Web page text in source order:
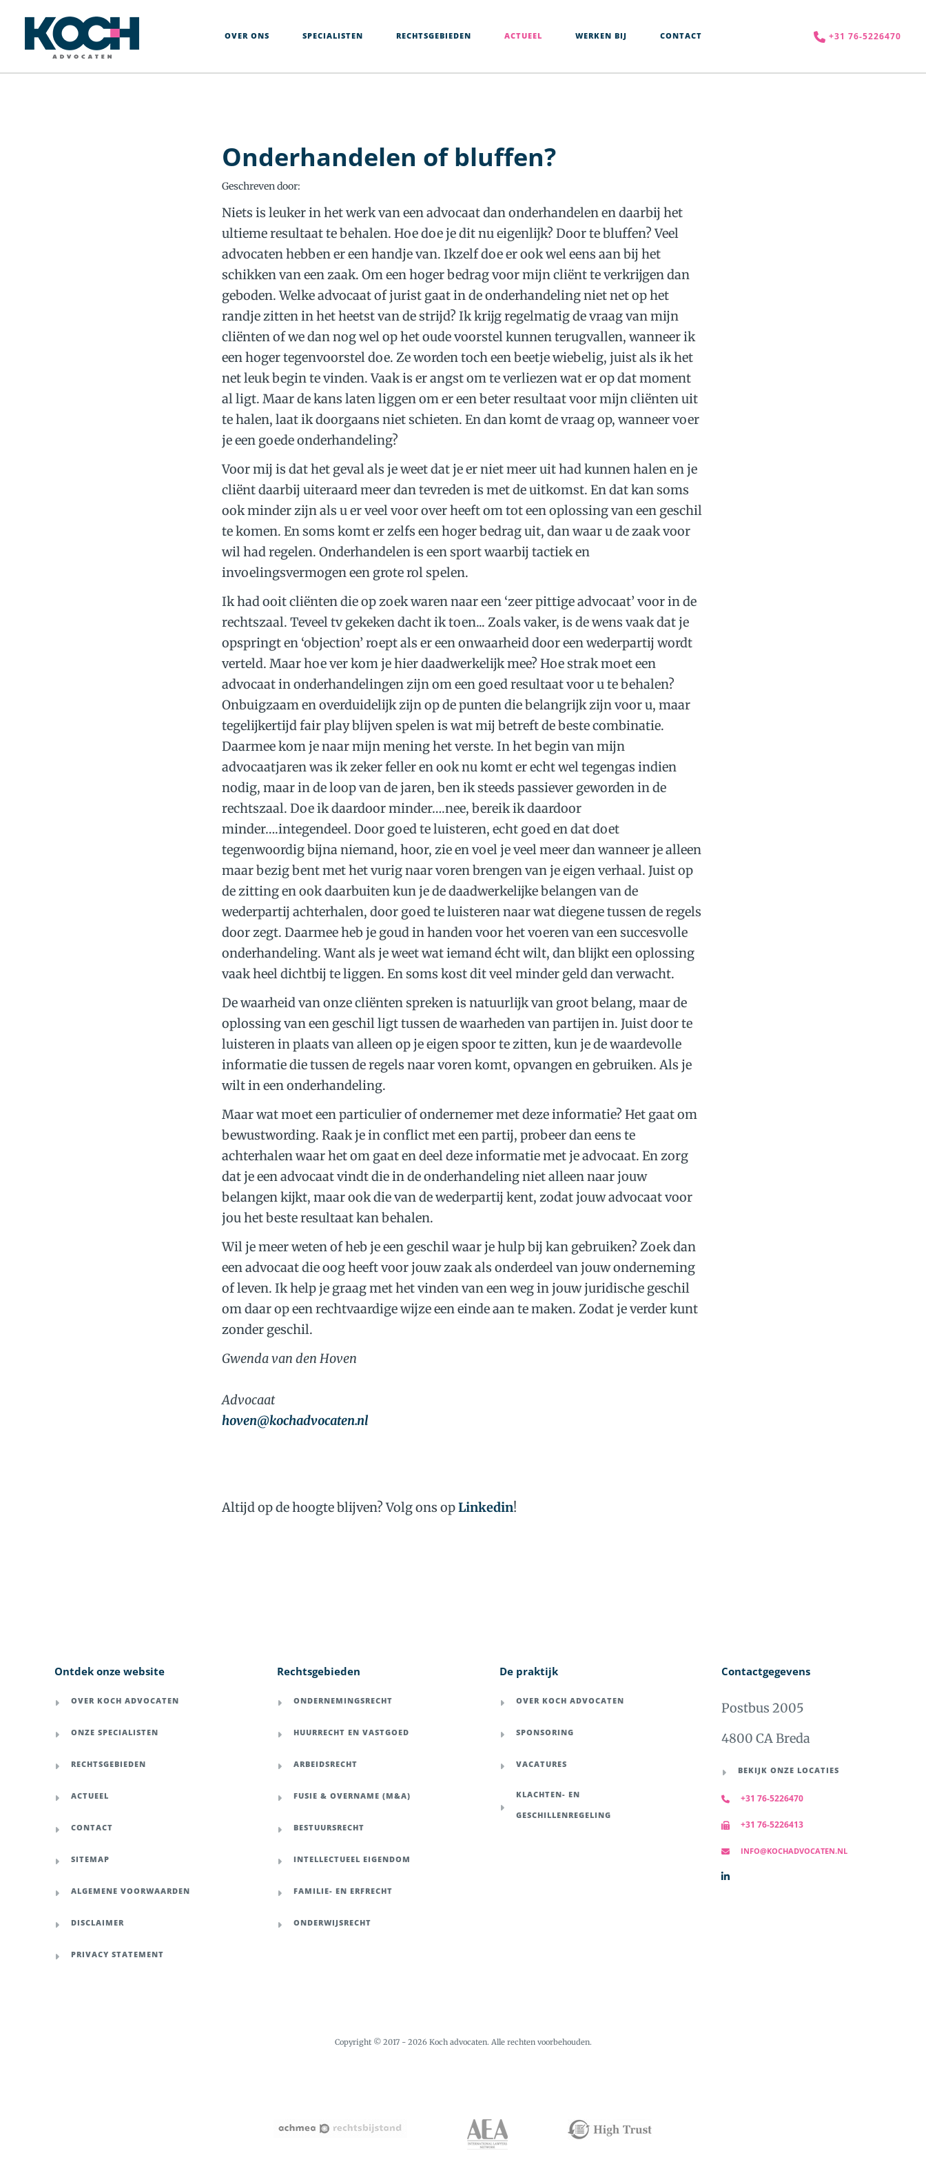
Specialisten
Rechtsgebieden
OVER ONS SPECIALISTEN RECHTSGEBIEDEN ACTUEEL WERKEN BIJ CONTACT +31 76-5226470
Onderhandelen of bluffen?
Geschreven door:
Niets is leuker in het werk van een advocaat dan onderhandelen en daarbij het
ultieme resultaat te behalen. Hoe doe je dit nu eigenlijk? Door te bluffen? Veel
advocaten hebben er een handje van. Ikzelf doe er ook wel eens aan bij het
schikken van een zaak. Om een hoger bedrag voor mijn cliënt te verkrijgen dan
geboden. Welke advocaat of jurist gaat in de onderhandeling niet net op het
randje zitten in het heetst van de strijd? Ik krijg regelmatig de vraag van mijn
cliënten of we dan nog wel op het oude voorstel kunnen terugvallen, wanneer ik
een hoger tegenvoorstel doe. Ze worden toch een beetje wiebelig, juist als ik het
net leuk begin te vinden. Vaak is er angst om te verliezen wat er op dat moment
al ligt. Maar de kans laten liggen om er een beter resultaat voor mijn cliënten uit
te halen, laat ik doorgaans niet schieten. En dan komt de vraag op, wanneer voer
je een goede onderhandeling?
Voor mij is dat het geval als je weet dat je er niet meer uit had kunnen halen en je
cliënt daarbij uiteraard meer dan tevreden is met de uitkomst. En dat kan soms
ook minder zijn als u er veel voor over heeft om tot een oplossing van een geschil
te komen. En soms komt er zelfs een hoger bedrag uit, dan waar u de zaak voor
wil had regelen. Onderhandelen is een sport waarbij tactiek en
invoelingsvermogen een grote rol spelen.
Ik had ooit cliënten die op zoek waren naar een ‘zeer pittige advocaat’ voor in de
rechtszaal. Teveel tv gekeken dacht ik toen... Zoals vaker, is de wens vaak dat je
opspringt en ‘objection’ roept als er een onwaarheid door een wederpartij wordt
verteld. Maar hoe ver kom je hier daadwerkelijk mee? Hoe strak moet een
advocaat in onderhandelingen zijn om een goed resultaat voor u te behalen?
Onbuigzaam en overduidelijk zijn op de punten die belangrijk zijn voor u, maar
tegelijkertijd fair play blijven spelen is wat mij betreft de beste combinatie.
Daarmee kom je naar mijn mening het verste. In het begin van mijn
advocaatjaren was ik zeker feller en ook nu komt er echt wel tegengas indien
nodig, maar in de loop van de jaren, ben ik steeds passiever geworden in de
rechtszaal. Doe ik daardoor minder….nee, bereik ik daardoor
minder….integendeel. Door goed te luisteren, echt goed en dat doet
tegenwoordig bijna niemand, hoor, zie en voel je veel meer dan wanneer je alleen
maar bezig bent met het vurig naar voren brengen van je eigen verhaal. Juist op
de zitting en ook daarbuiten kun je de daadwerkelijke belangen van de
wederpartij achterhalen, door goed te luisteren naar wat diegene tussen de regels
door zegt. Daarmee heb je goud in handen voor het voeren van een succesvolle
onderhandeling. Want als je weet wat iemand écht wilt, dan blijkt een oplossing
vaak heel dichtbij te liggen. En soms kost dit veel minder geld dan verwacht.
De waarheid van onze cliënten spreken is natuurlijk van groot belang, maar de
oplossing van een geschil ligt tussen de waarheden van partijen in. Juist door te
luisteren in plaats van alleen op je eigen spoor te zitten, kun je de waardevolle
informatie die tussen de regels naar voren komt, opvangen en gebruiken. Als je
wilt in een onderhandeling.
Maar wat moet een particulier of ondernemer met deze informatie? Het gaat om
bewustwording. Raak je in conflict met een partij, probeer dan eens te
achterhalen waar het om gaat en deel deze informatie met je advocaat. En zorg
dat je een advocaat vindt die in de onderhandeling niet alleen naar jouw
belangen kijkt, maar ook die van de wederpartij kent, zodat jouw advocaat voor
jou het beste resultaat kan behalen.
Wil je meer weten of heb je een geschil waar je hulp bij kan gebruiken? Zoek dan
een advocaat die oog heeft voor jouw zaak als onderdeel van jouw onderneming
of leven. Ik help je graag met het vinden van een weg in jouw juridische geschil
om daar op een rechtvaardige wijze een einde aan te maken. Zodat je verder kunt
zonder geschil.
Gwenda van den Hoven
Advocaat
hoven@kochadvocaten.nl
Altijd op de hoogte blijven? Volg ons opLinkedin!
Ontdek onze website
OVER KOCH ADVOCATEN
ONZE SPECIALISTEN
RECHTSGEBIEDEN
ACTUEEL
CONTACT
SITEMAP
ALGEMENE VOORWAARDEN
DISCLAIMER
PRIVACY STATEMENT
Rechtsgebieden
ONDERNEMINGSRECHT
HUURRECHT EN VASTGOED
ARBEIDSRECHT
FUSIE & OVERNAME (M&A)
BESTUURSRECHT
INTELLECTUEEL EIGENDOM
FAMILIE- EN ERFRECHT
ONDERWIJSRECHT
De praktijk
OVER KOCH ADVOCATEN
SPONSORING
VACATURES
KLACHTEN- EN
GESCHILLENREGELING
Contactgegevens
Postbus 2005
4800 CA Breda
BEKIJK ONZE LOCATIES
+31 76-5226470
+31 76-5226413
INFO@KOCHADVOCATEN.NL
Copyright © 2017 - 2026 Koch advocaten. Alle rechten voorbehouden.